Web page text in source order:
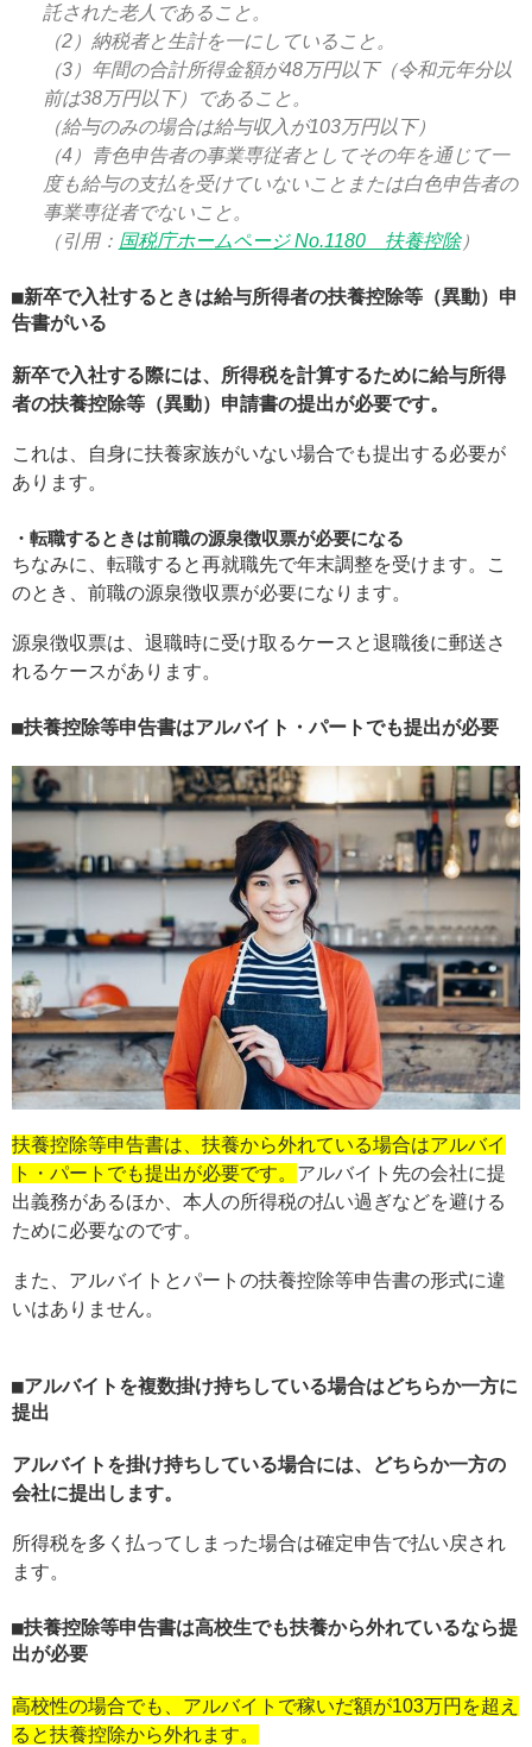
託された老人であること。
（2）納税者と生計を一にしていること。
（3）年間の合計所得金額が48万円以下（令和元年分以
前は38万円以下）であること。
（給与のみの場合は給与収入が103万円以下）
（4）青色申告者の事業専従者としてその年を通じて一
度も給与の支払を受けていないことまたは白色申告者の
事業専従者でないこと。
（引用： 国税庁ホームページ No.1180 扶養控除）
新卒で入社するときは給与所得者の扶養控除等（異動）申
告書がいる
新卒で入社する際には、所得税を計算するために給与所得
者の扶養控除等（異動）申請書の提出が必要です。
これは、自身に扶養家族がいない場合でも提出する必要が
あります。
転職するときは前職の源泉徴収票が必要になる
ちなみに、転職すると再就職先で年末調整を受けます。こ
のとき、前職の源泉徴収票が必要になります。
源泉徴収票は、退職時に受け取るケースと退職後に郵送さ
れるケースがあります。
扶養控除等申告書はアルバイト・パートでも提出が必要
扶養控除等申告書は、扶養から外れている場合はアルバイ
ト・パートでも提出が必要です。 アルバイト先の会社に提
出義務があるほか、本人の所得税の払い過ぎなどを避ける
ために必要なのです。
また、アルバイトとパートの扶養控除等申告書の形式に違
いはありません。
アルバイトを複数掛け持ちしている場合はどちらか一方に
提出
アルバイトを掛け持ちしている場合には、どちらか一方の
会社に提出します。
所得税を多く払ってしまった場合は確定申告で払い戻され
ます。
扶養控除等申告書は高校生でも扶養から外れているなら提
出が必要
高校性の場合でも、アルバイトで稼いだ額が103万円を超え
ると扶養控除から外れます。